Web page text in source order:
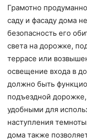
Грамотно
саду и фасаду дома
безопасность его
света на дорожке,
террасе или
освещение входа в
должно быть
подъездной
удобными для
наступления
дома также